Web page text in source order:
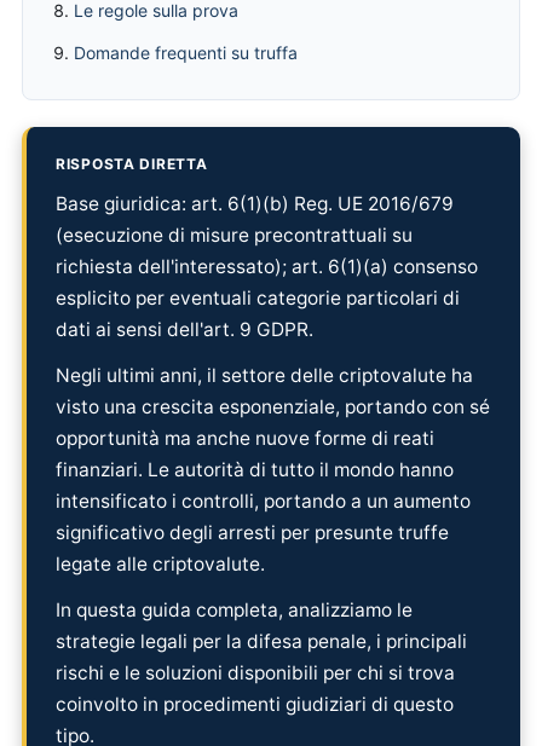
Le regole sulla prova
Domande frequenti su truffa
RISPOSTA DIRETTA
Base giuridica: art. 6(1)(b) Reg. UE 2016/679
(esecuzione di misure precontrattuali su
richiesta dell'interessato); art. 6(1)(a) consenso
esplicito per eventuali categorie particolari di
dati ai sensi dell'art. 9 GDPR.
Negli ultimi anni, il settore delle criptovalute ha
visto una crescita esponenziale, portando con sé
opportunità ma anche nuove forme di reati
finanziari. Le autorità di tutto il mondo hanno
intensificato i controlli, portando a un aumento
significativo degli arresti per presunte truffe
legate alle criptovalute.
In questa guida completa, analizziamo le
strategie legali per la difesa penale, i principali
rischi e le soluzioni disponibili per chi si trova
coinvolto in procedimenti giudiziari di questo
tipo.